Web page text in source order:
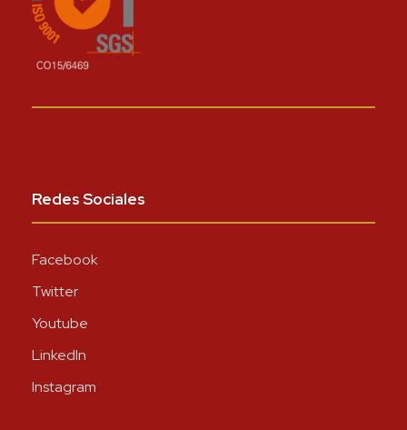
Redes Sociales
Facebook
Twitter
Youtube
LinkedIn
Instagram